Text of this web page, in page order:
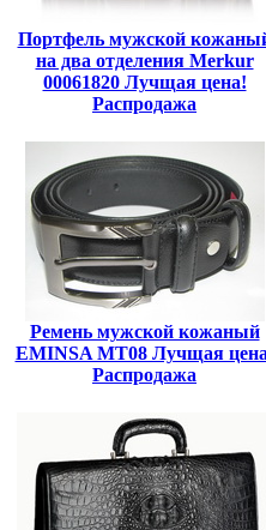
Портфель мужской
на два отделения Merkur
00061820 Лучщая цена!
Распродажа
Ремень мужской кожаный
EMINSA MT08 Лучщая
Распродажа